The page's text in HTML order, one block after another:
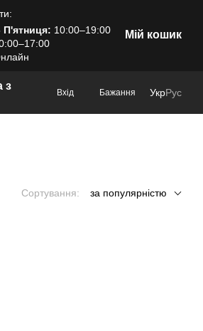
П'ятниця: 10:00–19:00
Мій кошик
з
Вхід Бажання УкрРус
Сортування: за популярністю